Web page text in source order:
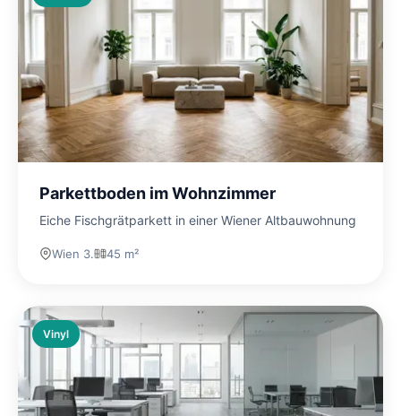
Parkettboden im Wohnzimmer
Eiche Fischgrätparkett in einer Wiener Altbauwohnung
Wien 3. 45 m²
Vinyl